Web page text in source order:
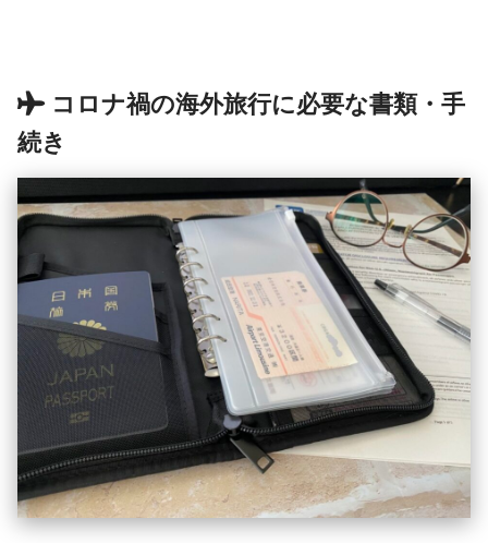
コロナ禍の海外旅行に必要な書類・手
続き